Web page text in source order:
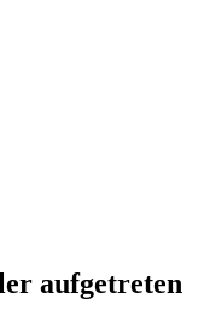
aufgetreten